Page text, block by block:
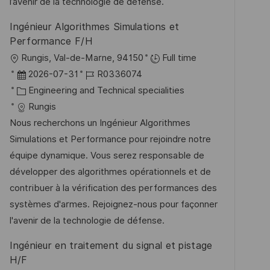
g
ö
e
n
t
c
n
Ingénieur Algorithmes Simulations et
Performance F/H
O
r
t
Rungis, Val-de-Marne, 94150
Full time
D
a
t
u
m
d
e
r
V
e
ö
2026-07-31
J
o
-
I
D
R0336074
K
a
t
e
g
o
r
i
e
Engineering and Technical specialities
Rungis
Nous recherchons un Ingénieur Algorithmes
Simulations et Performance pour rejoindre notre
équipe dynamique. Vous serez responsable de
développer des algorithmes opérationnels et de
contribuer à la vérification des performances des
systèmes d'armes. Rejoignez-nous pour façonner
l'avenir de la technologie de défense.
Ingénieur en traitement du signal et pistage
H/F